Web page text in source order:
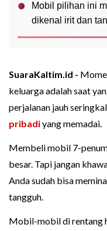
Mobil pilihan ini
dikenal irit dan
SuaraKaltim.id -
keluarga adalah saat
perjalanan jauh
pribadiyang memadai.
Membeli mobil 7-
besar. Tapi jangan
Anda sudah bisa
tangguh.
Mobil-mobil di rentang